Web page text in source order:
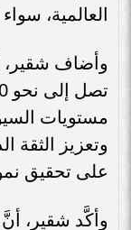
العالمية،
وأضاف شقير،
مستويات
وتعزيز الثقة
على تحقيق
وأكَّد شقير، أنَّ